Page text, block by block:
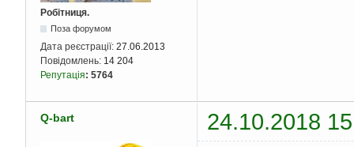
Робітниця.
Поза форумом
Дата реєстрації: 27.06.2013
Повідомлень: 14 204
Репутація: 5764
Q-bart 24.10.2018